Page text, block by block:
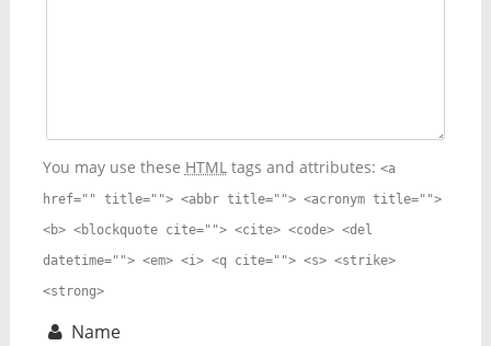
You may use these HTMLtags and attributes: <a
href="" title=""> <abbr title=""> <acronym title="">
<b> <blockquote cite=""> <cite> <code> <del
datetime=""> <em> <i> <q cite=""> <s> <strike>
<strong>
Name